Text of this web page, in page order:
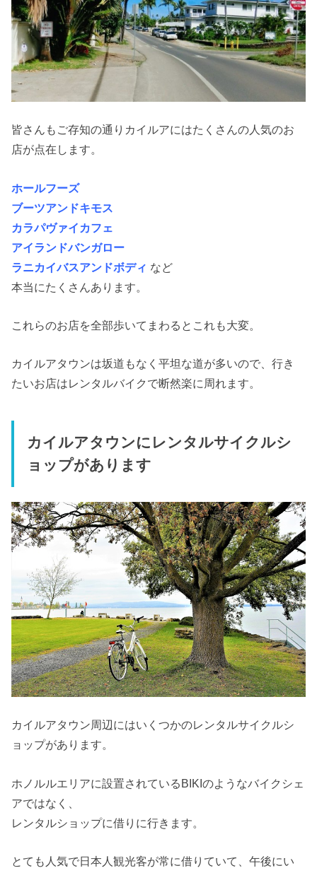
皆さんもご存知の通りカイルアにはたくさんの人気のお
店が点在します。
ホールフーズ
ブーツアンドキモス
カラパヴァイカフェ
アイランドバンガロー
ラニカイバスアンドボディ など
本当にたくさんあります。
これらのお店を全部歩いてまわるとこれも大変。
カイルアタウンは坂道もなく平坦な道が多いので、行き
たいお店はレンタルバイクで断然楽に周れます。
カイルアタウンにレンタルサイクルシ
ョップがあります
カイルアタウン周辺にはいくつかのレンタルサイクルシ
ョップがあります。
ホノルルエリアに設置されているBIKIのようなバイクシェ
アではなく、
レンタルショップに借りに行きます。
とても人気で日本人観光客が常に借りていて、午後にい